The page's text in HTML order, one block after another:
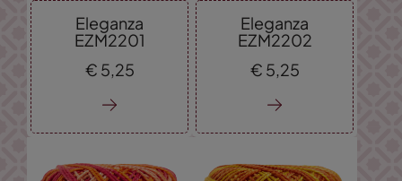
Eleganza
EZM2201
€ 5,25
Eleganza
EZM2202
€ 5,25